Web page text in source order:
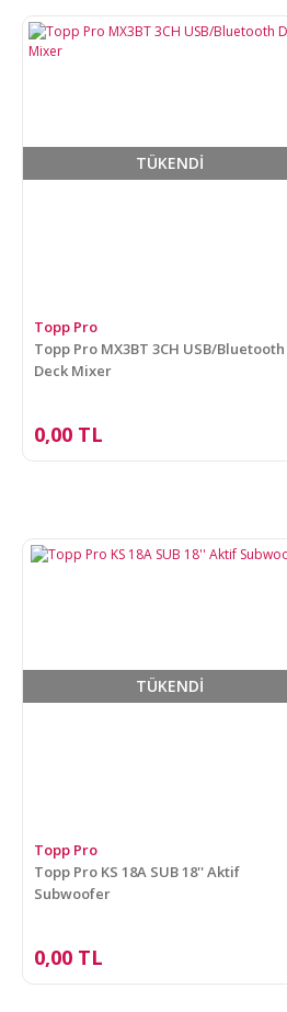
TÜKENDİ
Topp Pro
Topp Pro MX3BT 3CH USB/Bluetooth
Deck Mixer
0,00 TL
TÜKENDİ
Topp Pro
Topp Pro KS 18A SUB 18'' Aktif
Subwoofer
0,00 TL